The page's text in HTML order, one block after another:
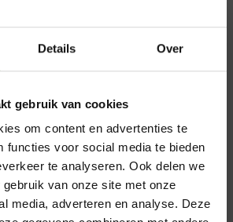
Details Over
gebruik van cookies
om content en advertenties te
functies voor social media te bieden
te analyseren. Ook delen we
van onze site met onze
media, adverteren en analyse. Deze
product
×